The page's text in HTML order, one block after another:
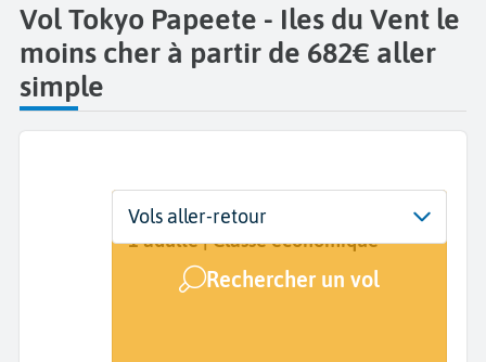
Vol Tokyo Papeete - Iles du Vent le
moins cher à partir de 682€ aller
simple
Départ
Tokyo (TYO)
Dates
Dates de votre voyage
Voyageurs | Classe
1 adulte | Classe économique
Rechercher un vol
Vols aller-retour